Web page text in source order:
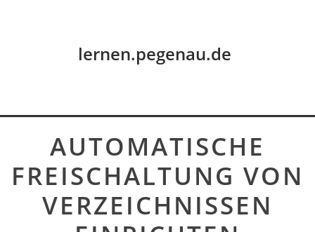
lernen.pegenau.de
AUTOMATISCHE
FREISCHALTUNG VON
VERZEICHNISSEN